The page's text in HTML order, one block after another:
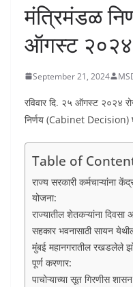
मंत्रिमंडळ
ऑगस्ट २०२४
September 21, 2024
रविवार दि. २५ ऑगस्ट २०२४
निर्णय (Cabinet Decision)
Table of
राज्य सरकारी कर्मचाऱ्यांना
योजना:
राज्यातील शेतकऱ्यांना
सहकार भवनासाठी सायन
मुंबई महानगरातील रखडलेले
पूर्ण करणार:
पाचोऱ्याच्या सूत गिरणीस